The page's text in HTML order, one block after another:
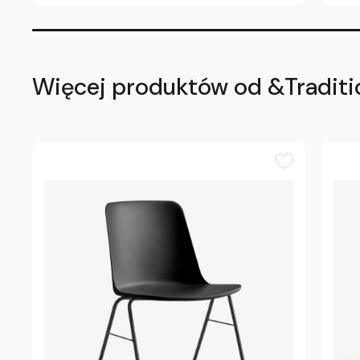
Więcej produktów od